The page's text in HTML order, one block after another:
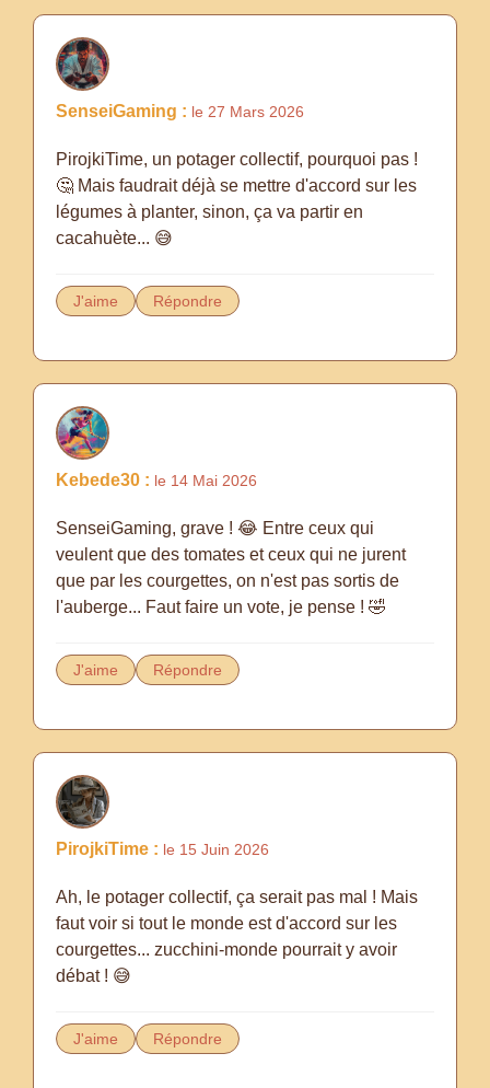
SenseiGaming : le 27 Mars 2026
PirojkiTime, un potager collectif, pourquoi pas !
🤔 Mais faudrait déjà se mettre d'accord sur les
légumes à planter, sinon, ça va partir en
cacahuète... 😅
J'aime Répondre
Kebede30 : le 14 Mai 2026
SenseiGaming, grave ! 😂 Entre ceux qui
veulent que des tomates et ceux qui ne jurent
que par les courgettes, on n'est pas sortis de
l'auberge... Faut faire un vote, je pense ! 🤣
J'aime Répondre
PirojkiTime : le 15 Juin 2026
Ah, le potager collectif, ça serait pas mal ! Mais
faut voir si tout le monde est d'accord sur les
courgettes... zucchini-monde pourrait y avoir
débat ! 😅
J'aime Répondre